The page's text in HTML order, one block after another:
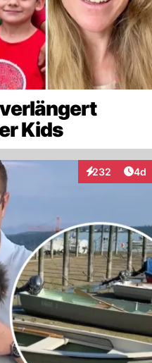
Kids
232
Interaktionen
4d